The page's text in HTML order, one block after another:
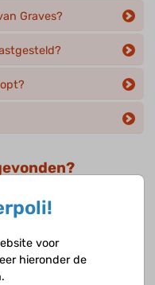
Graves?
aan een
voor
hieronder de